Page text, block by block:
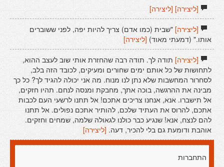
[ליצירה] [ליצירה]
[ליצירה]"שבית (כמו אדם) צריך להיות יפה, לפני ששוברים
אותו." (דמעתי מאוד)[ליצירה]
[ליצירה]תודה לך. תודה רבה שהחזרת אותי שוב לעצב ההוא,
לתחושות של כל אותם ימים שחורים ומעיקים, לכובד הזה בלב,
לסחרור המחשבות שלא נתן לנו מנוח. מה אני יכולה להגיד לך? כל כך
מבינה את ההרגשה, בוכה אתך, מחבקת ומנסה לנחם. תהיו חזקים,
אל תישברו. אנא, אנחנו צריכים אתכם! אל תתנו לרשעי העם לכבות
אתכם, להרוס את העתיד שלכם, להותיר אתכם נפולים. אל תתנו
להם לנצח, אנא! שנגיע כבר כולנו לגאולה שלמה, שמחים וחזקים.
אוהבת ודומעת גם בלי להכיר, דעה. [ליצירה]
התחברות